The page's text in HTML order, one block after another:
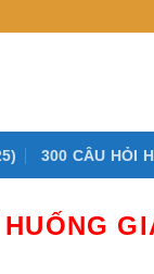
300 CÂU HỎI